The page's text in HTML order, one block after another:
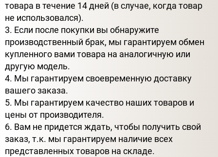
товара в течение 14 дней (в случае, когда товар
не использовался).
3. Если после покупки вы обнаружите
производственный брак, мы гарантируем обмен
купленного вами товара на аналогичную или
другую модель.
4. Мы гарантируем своевременную доставку
вашего заказа.
5. Мы гарантируем качество наших товаров и
цены от производителя.
6. Вам не придется ждать, чтобы получить свой
заказ, т.к. мы гарантируем наличие всех
представленных товаров на складе.